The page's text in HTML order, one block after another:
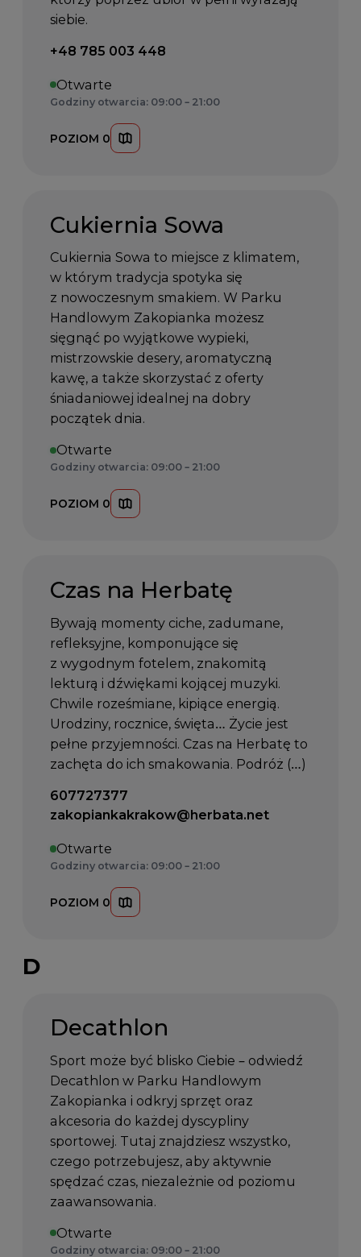
siebie.
Telefon kontaktowy:
+48 785 003 448
Otwarte
Godziny otwarcia: 09:00 – 21:00
POZIOM 0
Cukiernia Sowa
Cukiernia Sowa to miejsce z klimatem,
w którym tradycja spotyka się
z nowoczesnym smakiem. W Parku
Handlowym Zakopianka możesz
sięgnąć po wyjątkowe wypieki,
mistrzowskie desery, aromatyczną
kawę, a także skorzystać z oferty
śniadaniowej idealnej na dobry
początek dnia.
Otwarte
Godziny otwarcia: 09:00 – 21:00
POZIOM 0
Czas na Herbatę
Bywają momenty ciche, zadumane,
refleksyjne, komponujące się
z wygodnym fotelem, znakomitą
lekturą i dźwiękami kojącej muzyki.
Chwile roześmiane, kipiące energią.
Urodziny, rocznice, święta… Życie jest
pełne przyjemności. Czas na Herbatę to
zachęta do ich smakowania. Podróż (…)
Telefon kontaktowy:
607727377
Email kontaktowy:
zakopiankakrakow@herbata.net
Otwarte
Godziny otwarcia: 09:00 – 21:00
POZIOM 0
D
Decathlon
Sport może być blisko Ciebie – odwiedź
Decathlon w Parku Handlowym
Zakopianka i odkryj sprzęt oraz
akcesoria do każdej dyscypliny
sportowej. Tutaj znajdziesz wszystko,
czego potrzebujesz, aby aktywnie
spędzać czas, niezależnie od poziomu
zaawansowania.
Otwarte
Godziny otwarcia: 09:00 – 21:00